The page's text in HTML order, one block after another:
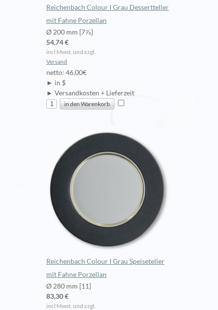
Reichenbach Colour I Grau Dessertteller
mit Fahne Porzellan
Ø 200 mm [7⅞]
54,74 €
incl Mwst. und zzgl.
Versand
netto: 46,00€
► in $
► Versandkosten + Lieferzeit
Reichenbach Colour I Grau Speiseteller
mit Fahne Porzellan
Ø 280 mm [11]
83,30 €
incl Mwst. und zzgl.